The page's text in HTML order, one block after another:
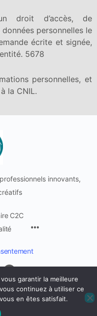
droit d’accès, de
personnelles le
écrite et signée,
5678
personnelles, et
la CNIL.
innovants,
C2C
garantir la meilleure
continuez à utiliser ce
en êtes satisfait.